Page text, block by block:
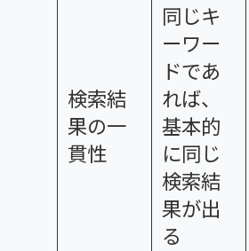
検索結
果の一
貫性
同じキ
ーワー
ドであ
れば、
基本的
に同じ
検索結
果が出
る